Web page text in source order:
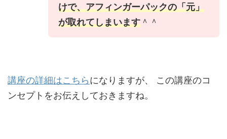
けで、アフィンガーパックの「元」
が取れてしまいます ＾＾
講座の詳細はこちらになりますが、 この講座のコ
ンセプトをお伝えしておきますね。